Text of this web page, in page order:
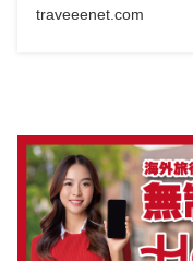
traveeenet.com